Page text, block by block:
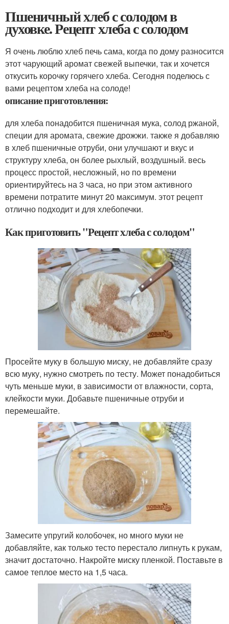
Пшеничный хлеб с солодом в
духовке. Рецепт хлеба с солодом
Я очень люблю хлеб печь сама, когда по дому разносится
этот чарующий аромат свежей выпечки, так и хочется
откусить корочку горячего хлеба. Сегодня поделюсь с
вами рецептом хлеба на солоде!
описание приготовления:
для хлеба понадобится пшеничная мука, солод ржаной,
специи для аромата, свежие дрожжи. также я добавляю
в хлеб пшеничные отруби, они улучшают и вкус и
структуру хлеба, он более рыхлый, воздушный. весь
процесс простой, несложный, но по времени
ориентируйтесь на 3 часа, но при этом активного
времени потратите минут 20 максимум. этот рецепт
отлично подходит и для хлебопечки.
Как приготовить "Рецепт хлеба с солодом"
Просейте муку в большую миску, не добавляйте сразу
всю муку, нужно смотреть по тесту. Может понадобиться
чуть меньше муки, в зависимости от влажности, сорта,
клейкости муки. Добавьте пшеничные отруби и
перемешайте.
Замесите упругий колобочек, но много муки не
добавляйте, как только тесто перестало липнуть к рукам,
значит достаточно. Накройте миску пленкой. Поставьте в
самое теплое место на 1,5 часа.